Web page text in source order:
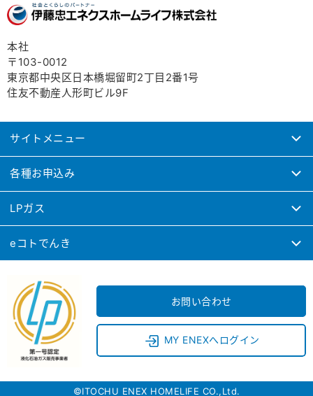
本社
〒103-0012
東京都中央区日本橋堀留町2丁目2番1号
住友不動産人形町ビル9F
サイトメニュー
各種お申込み
LPガス
eコトでんき
お問い合わせ
MY ENEXへログイン
©ITOCHU ENEX HOMELIFE CO.,Ltd.